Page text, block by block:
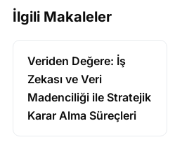
İlgili Makaleler
Veriden Değere: İş
Zekası ve Veri
Madenciliği ile Stratejik
Karar Alma Süreçleri